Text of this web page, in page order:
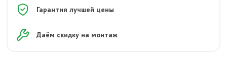
Гарантия лучшей цены
Даём скидку на монтаж